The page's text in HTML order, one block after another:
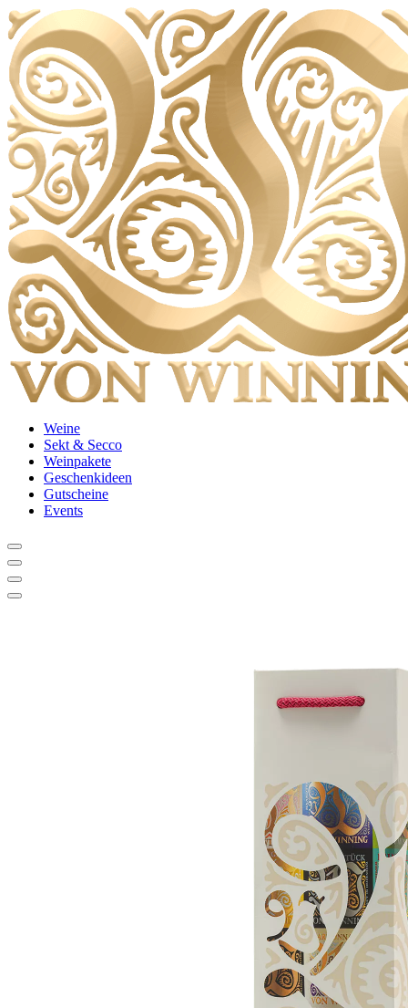
Weine
Sekt & Secco
Weinpakete
Geschenkideen
Gutscheine
Events